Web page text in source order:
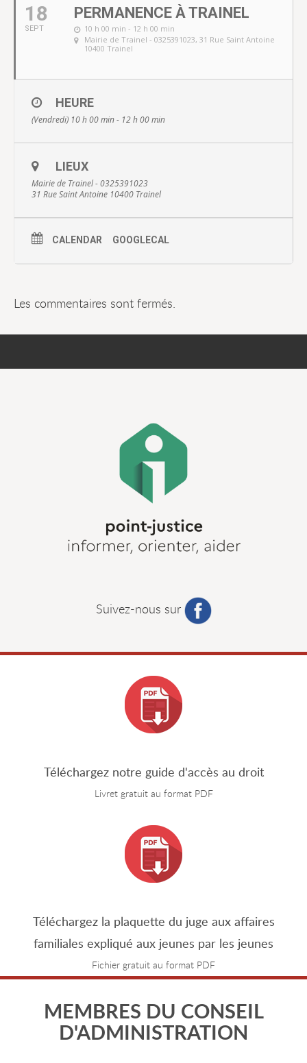
18
SEPT
PERMANENCE À TRAINEL
10 h 00 min - 12 h 00 min
Mairie de Trainel - 0325391023, 31 Rue Saint Antoine
10400 Trainel
HEURE
(Vendredi) 10 h 00 min - 12 h 00 min
LIEUX
Mairie de Trainel - 0325391023
31 Rue Saint Antoine 10400 Trainel
CALENDAR GOOGLECAL
Les commentaires sont fermés.
Suivez-nous sur
Téléchargez notre guide d'accès au droit
Livret gratuit au format PDF
Téléchargez la plaquette du juge aux affaires
familiales expliqué aux jeunes par les jeunes
Fichier gratuit au format PDF
MEMBRES DU CONSEIL
D'ADMINISTRATION